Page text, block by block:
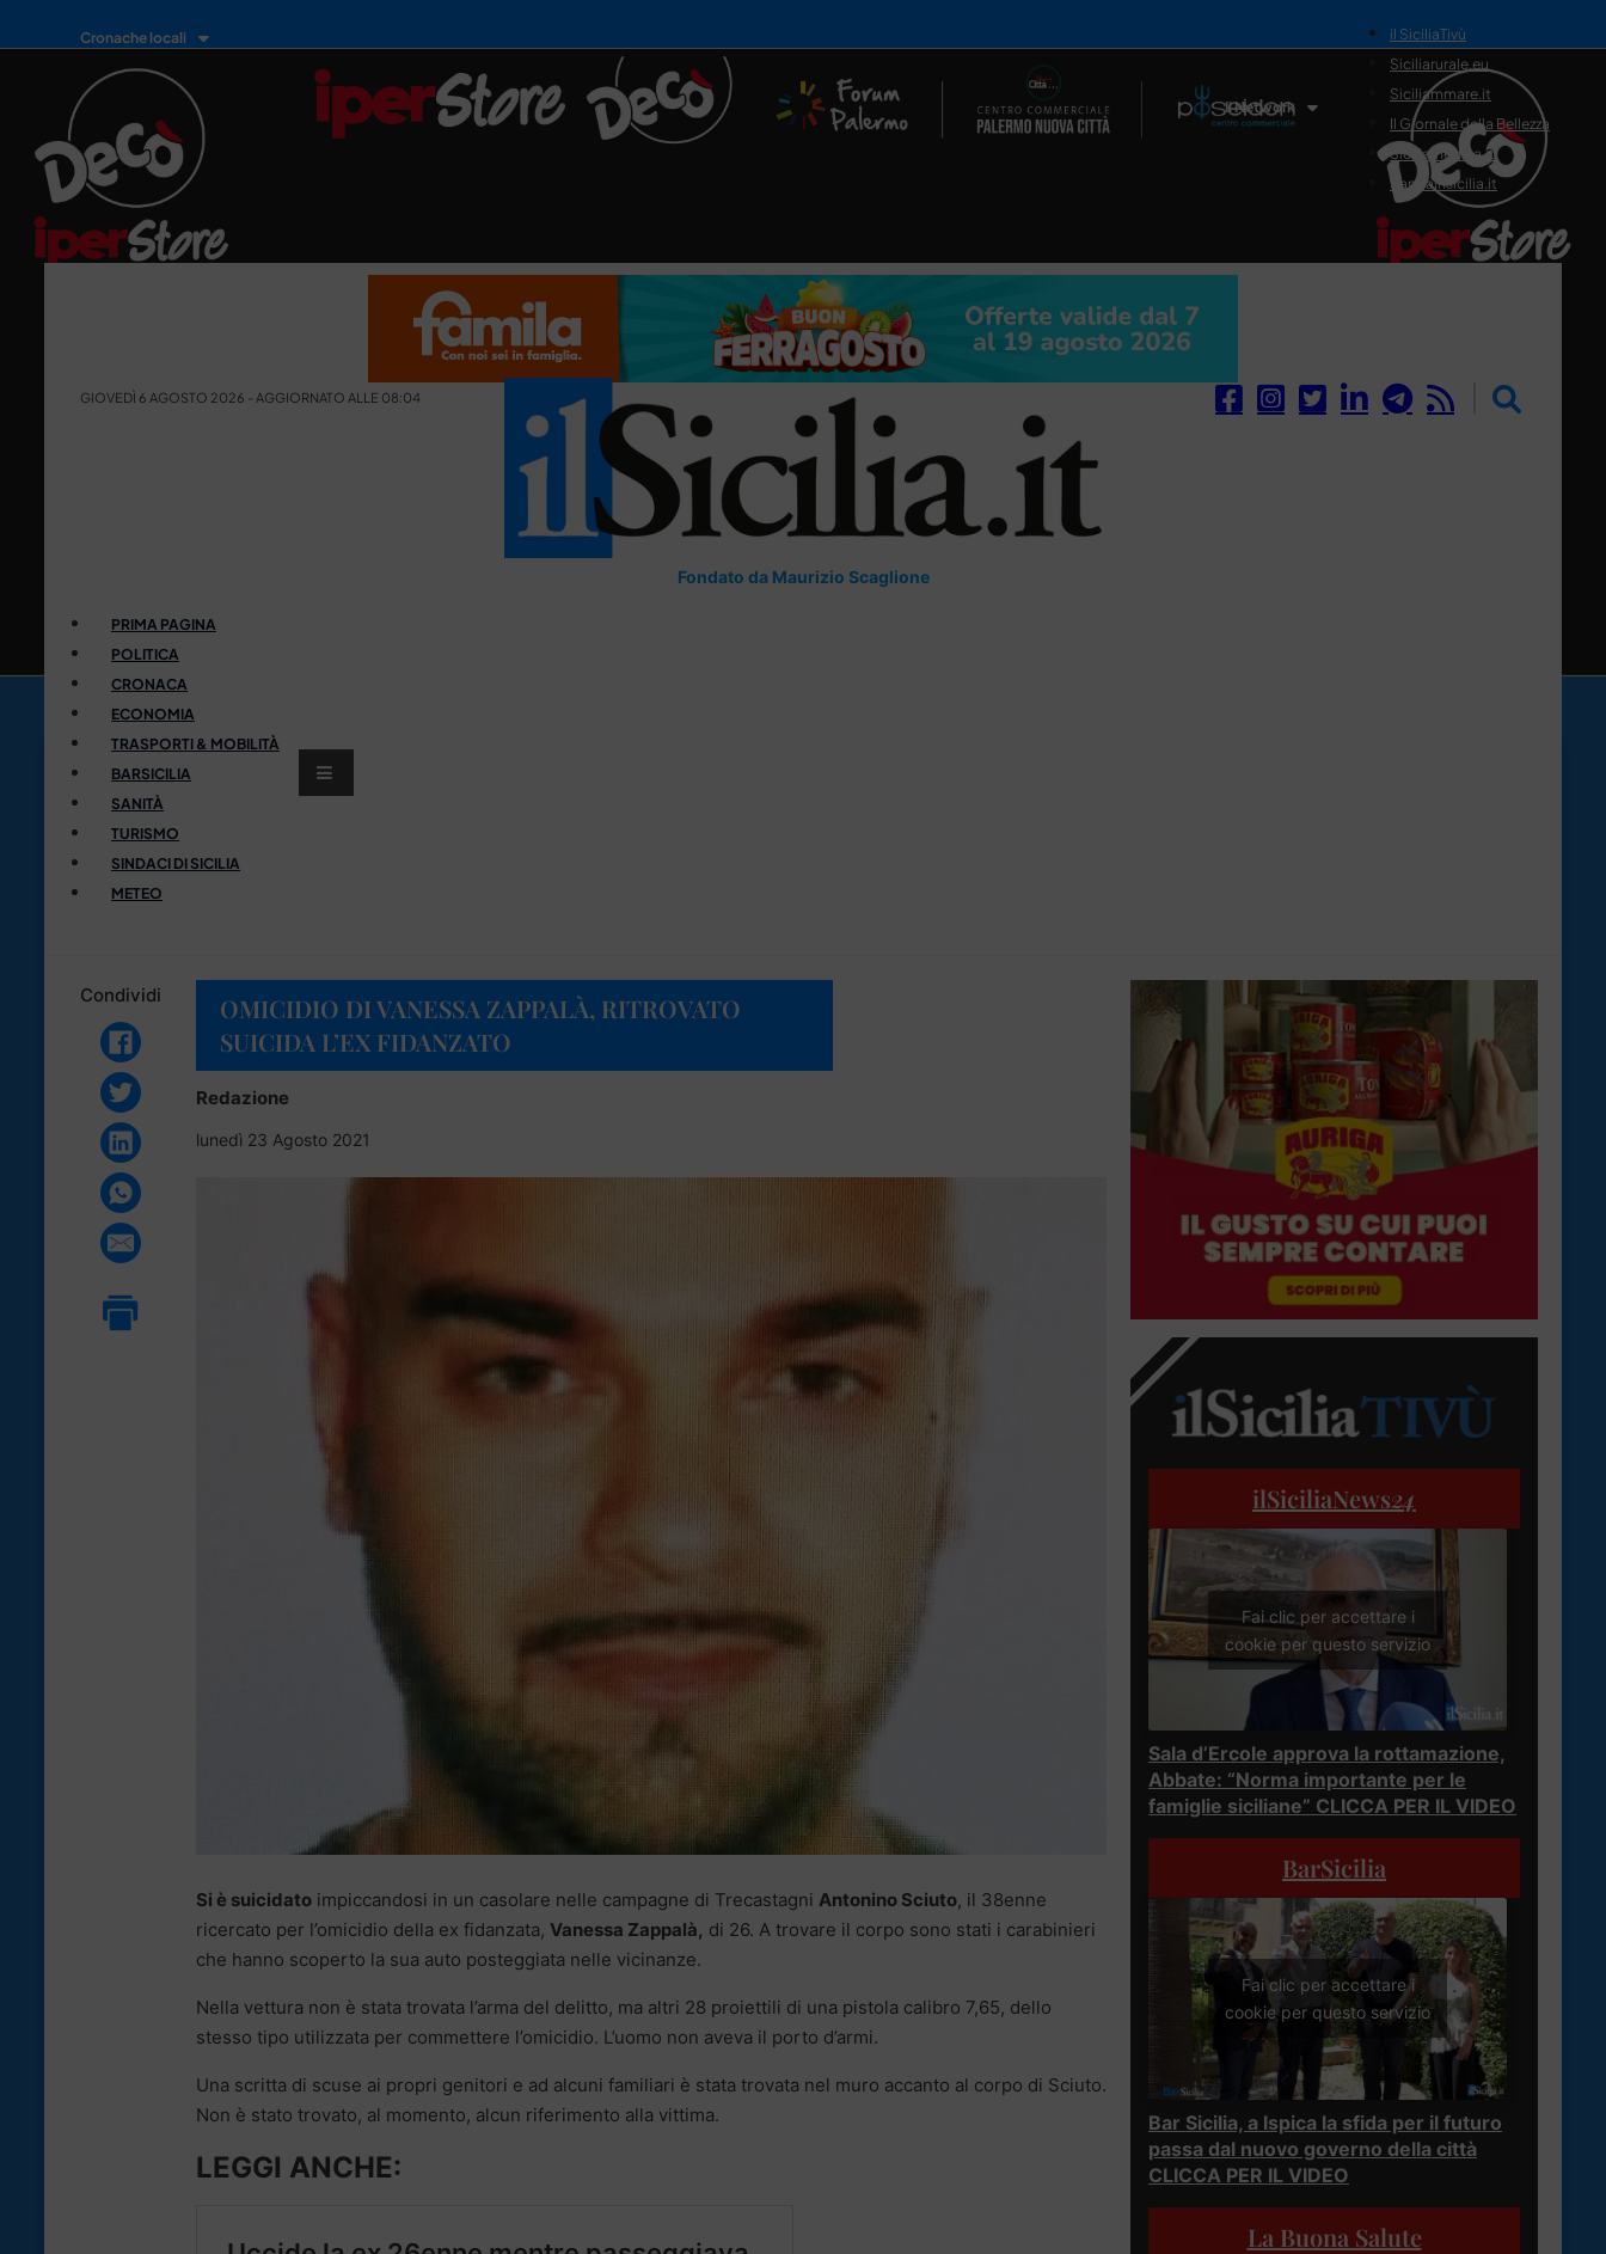
Cronache locali
Il Network
il SiciliaTivù
Siciliarurale.eu
Siciliammare.it
Il Giornale della Bellezza
Siciliamedica.it
Sanitainsicilia.it
GIOVEDÌ 6 AGOSTO 2026 - AGGIORNATO ALLE 08:04
Fondato da Maurizio Scaglione
PRIMA PAGINA
POLITICA
CRONACA
ECONOMIA
TRASPORTI & MOBILITÀ
BARSICILIA
SANITÀ
TURISMO
SINDACI DI SICILIA
METEO
Condividi
OMICIDIO DI VANESSA ZAPPALÀ, RITROVATO
SUICIDA L’EX FIDANZATO
Redazione
lunedì 23 Agosto 2021
Si è suicidato impiccandosi in un casolare nelle campagne di Trecastagni Antonino Sciuto, il 38enne
ricercato per l’omicidio della ex fidanzata, Vanessa Zappalà, di 26. A trovare il corpo sono stati i carabinieri
che hanno scoperto la sua auto posteggiata nelle vicinanze.
Nella vettura non è stata trovata l’arma del delitto, ma altri 28 proiettili di una pistola calibro 7,65, dello
stesso tipo utilizzata per commettere l’omicidio. L’uomo non aveva il porto d’armi.
Una scritta di scuse ai propri genitori e ad alcuni familiari è stata trovata nel muro accanto al corpo di Sciuto.
Non è stato trovato, al momento, alcun riferimento alla vittima.
LEGGI ANCHE:
ilSiciliaNews24
Fai clic per accettare i
cookie per questo servizio
Sala d’Ercole approva la rottamazione,
Abbate: “Norma importante per le
famiglie siciliane” CLICCA PER IL VIDEO
BarSicilia
Fai clic per accettare i
cookie per questo servizio
Bar Sicilia, a Ispica la sfida per il futuro
passa dal nuovo governo della città
CLICCA PER IL VIDEO
La Buona Salute